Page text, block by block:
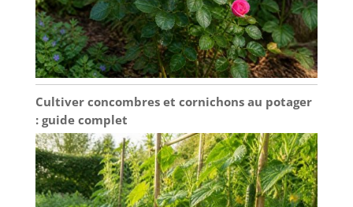
Cultiver concombres et cornichons au potager
: guide complet